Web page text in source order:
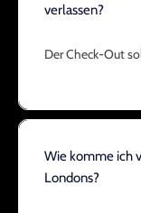
verlassen?
Der Check-Out
Wie komme ich
Londons?